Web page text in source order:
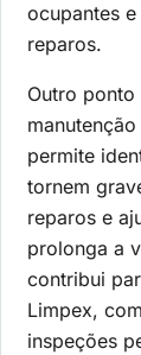
ocupantes
reparos.
Outro
permite
tornem
reparos e
prolonga a
contribui
Limpex,
inspeções